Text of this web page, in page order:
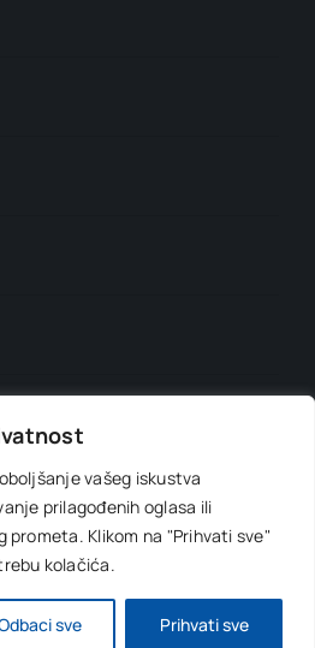
vašeg iskustva
prilagođenih oglasa ili
prometa. Klikom na "Prihvati sve"
kolačića.
sve Prihvati sve
byOnlinePress Ltd